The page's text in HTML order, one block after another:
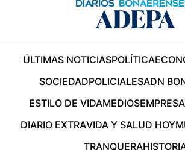
ÚLTIMAS NOTICIASPOLÍTICA
SOCIEDADPOLICIALESADN
ESTILO DE VIDAMEDIOS
DIARIO EXTRAVIDA Y SALUD HOY
TRANQUERA